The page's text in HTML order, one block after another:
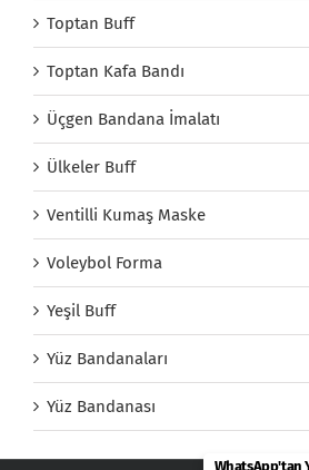
Toptan Buff
Toptan Kafa Bandı
Üçgen Bandana İmalatı
Ülkeler Buff
Ventilli Kumaş Maske
Voleybol Forma
Yeşil Buff
Yüz Bandanaları
Yüz Bandanası
WhatsApp'tan